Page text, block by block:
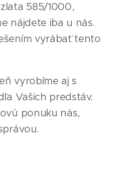
585/1000,
nájdete iba u nás.
vyrábať tento
vyrobíme aj s
Vašich predstáv.
ponuku nás,